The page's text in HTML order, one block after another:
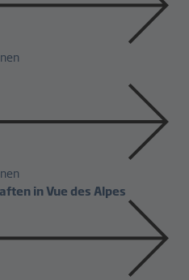
in Vue des Alpes